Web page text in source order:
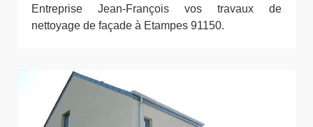
Entreprise Jean-François vos travaux de
nettoyage de façade à Etampes 91150.